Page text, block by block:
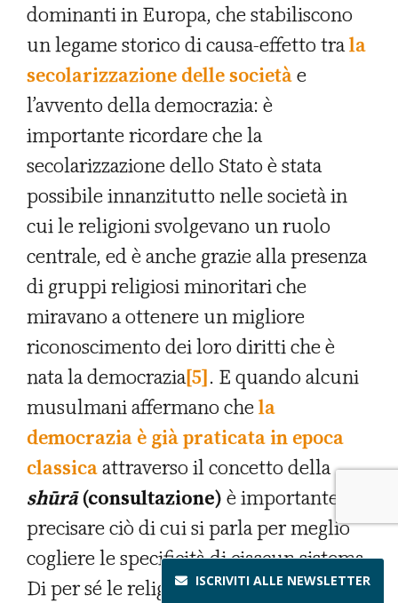
ISCRIVITI ALLE NEWSLETTER
dominanti in Europa, che stabiliscono
un legame storico di causa-effetto trala
secolarizzazione delle societàe
l’avvento della democrazia: è
importante ricordare che la
secolarizzazione dello Stato è stata
possibile innanzitutto nelle società in
cui le religioni svolgevano un ruolo
centrale, ed è anche grazie alla presenza
di gruppi religiosi minoritari che
miravano a ottenere un migliore
riconoscimento dei loro diritti che è
nata la democrazia[5]. E quando alcuni
musulmani affermano chela
democrazia è già praticata in epoca
classicaattraverso il concetto della
shūrā(consultazione) è importante
precisare ciò di cui si parla per meglio
cogliere le specificità di ciascun sistema.
Di per sé le religioni non svolgono forse